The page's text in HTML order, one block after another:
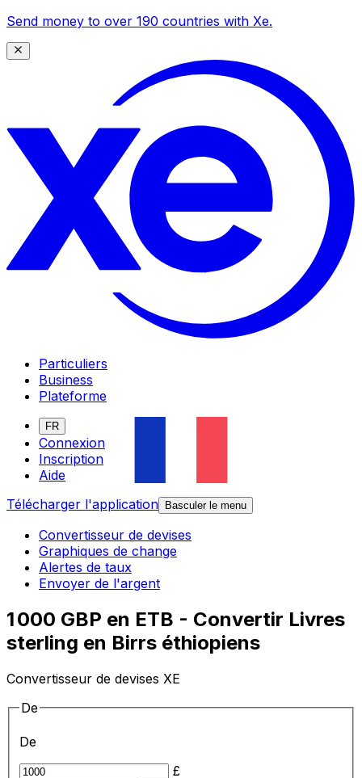
Send money to over 190 countries with Xe.
Particuliers
Business
Plateforme
FR
Connexion
Inscription
Aide
Télécharger l'application
Basculer le menu
Convertisseur de devises
Graphiques de change
Alertes de taux
Envoyer de l'argent
1 000 GBP en ETB - Convertir Livres
sterling en Birrs éthiopiens
Convertisseur de devises XE
De
De
£